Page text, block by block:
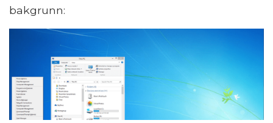
bakgrunn: